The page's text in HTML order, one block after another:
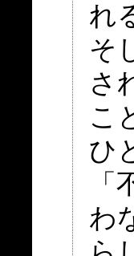
れ
そ
さ
こ
ひ
わ